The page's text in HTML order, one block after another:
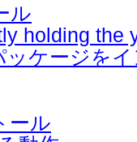
ル
holding the
ケージを
ール